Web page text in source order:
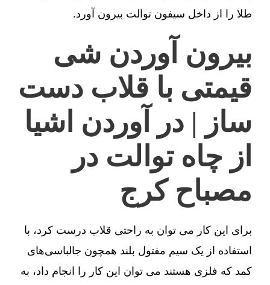
طلا را از داخل سیفون توالت بیرون آورد.
بیرون آوردن شی
قیمتی با قلاب دست
ساز | در آوردن اشیا
از چاه توالت در
مصباح کرج
برای این کار می توان به راحتی قلاب درست کرد، با
استفاده از یک سیم مفتول بلند همچون جالباسی‌های
کمد که فلزی هستند می توان این کار را انجام داد، به